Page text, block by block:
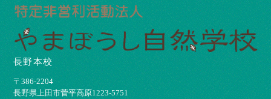
長野本校
〒386-2204
⻑野県上⽥市菅平⾼原1223-5751